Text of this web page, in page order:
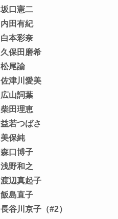
坂口憲二
内田有紀
白本彩奈
久保田磨希
松尾諭
佐津川愛美
広山詞葉
柴田理恵
益若つばさ
美保純
森口博子
浅野和之
渡辺真起子
飯島直子
長谷川京子（#2）